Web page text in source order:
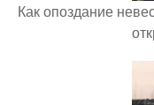
Как опоздание